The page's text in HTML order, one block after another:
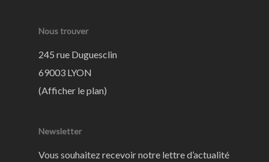
Nous trouver
245 rue Duguesclin
69003 LYON
(Afficher le plan)
Newsletter
Vous souhaitez recevoir notre lettre d’actualité